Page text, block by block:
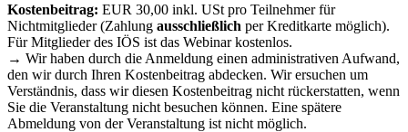
Kostenbeitrag: EUR 30,00 inkl. USt pro Teilnehmer für
Nichtmitglieder (Zahlung ausschließlich per Kreditkarte möglich).
Für Mitglieder des IÖS ist das Webinar kostenlos.
→ Wir haben durch die Anmeldung einen administrativen Aufwand,
den wir durch Ihren Kostenbeitrag abdecken. Wir ersuchen um
Verständnis, dass wir diesen Kostenbeitrag nicht rückerstatten, wenn
Sie die Veranstaltung nicht besuchen können. Eine spätere
Abmeldung von der Veranstaltung ist nicht möglich.